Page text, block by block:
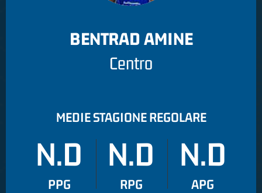
BENTRAD AMINE
Centro
MEDIE STAGIONE REGOLARE
N.D
PPG
N.D
RPG
N.D
APG